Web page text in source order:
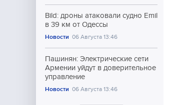
Bild: дроны атаковали судно Emil
в 39 км от Одессы
Новости 06 Августа 13:46
Пашинян: Электрические сети
Армении уйдут в доверительное
управление
Новости 06 Августа 13:46